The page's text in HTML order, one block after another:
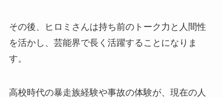
その後、ヒロミさんは持ち前のトーク力と人間性
を活かし、芸能界で長く活躍することになりま
す。
高校時代の暴走族経験や事故の体験が、現在の人